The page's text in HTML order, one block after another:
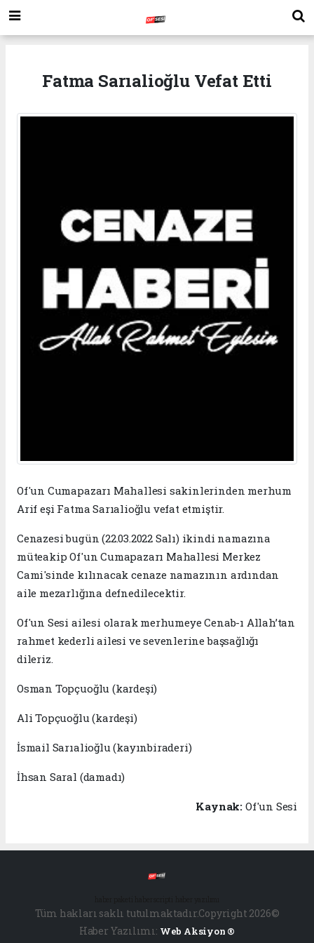
Fatma Sarıalioğlu Vefat Etti
Of'un Cumapazarı Mahallesi sakinlerinden merhum
Arif eşi Fatma Sarıalioğlu vefat etmiştir.
Cenazesi bugün (22.03.2022 Salı) ikindi namazına
müteakip Of'un Cumapazarı Mahallesi Merkez
Cami'sinde kılınacak cenaze namazının ardından
aile mezarlığına defnedilecektir.
Of'un Sesi ailesi olarak merhumeye Cenab-ı Allah’tan
rahmet kederli ailesi ve sevenlerine başsağlığı
dileriz.
Osman Topçuoğlu (kardeşi)
Ali Topçuoğlu (kardeşi)
İsmail Sarıalioğlu (kayınbiraderi)
İhsan Saral (damadı)
Kaynak: Of'un Sesi
Tüm hakları saklı tutulmaktadır.Copyright 2026©
Haber Yazılımı: Web Aksiyon ®